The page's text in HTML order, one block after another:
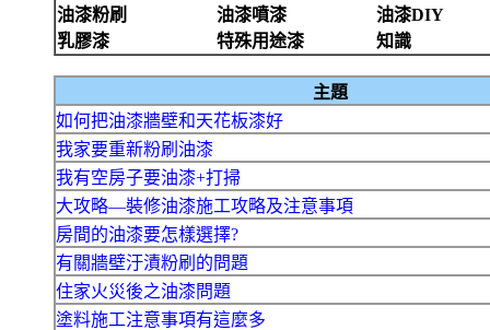
油漆粉刷
油漆噴漆
油漆DIY
乳膠漆
特殊用途漆 知識
主題
如何把油漆牆壁和天花板漆好
我家要重新粉刷油漆
我有空房子要油漆+打掃
大攻略—裝修油漆施工攻略及注意事項
房間的油漆要怎樣選擇?
有關牆壁汙漬粉刷的問題
住家火災後之油漆問題
塗料施工注意事項有這麼多